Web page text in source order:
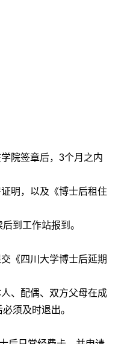
院签章后，3个月之内
明，以及《博士后租住
到工作站报到。
《四川大学博士后延期
、配偶、双方父母在成
须及时退出。